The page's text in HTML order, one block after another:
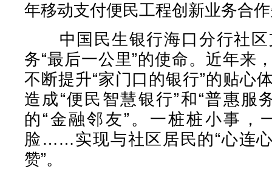
年移动支付便民工程创新业务合
中国民生银行海口分行社区
务“最后一公里”的使命。近年来
不断提升“家门口的银行”的贴心
造成“便民智慧银行”和“普惠服
的“金融邻友”。一桩桩小事，
脸……实现与社区居民的“心连
赞”。